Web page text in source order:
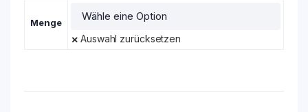
Menge
Auswahl zurücksetzen